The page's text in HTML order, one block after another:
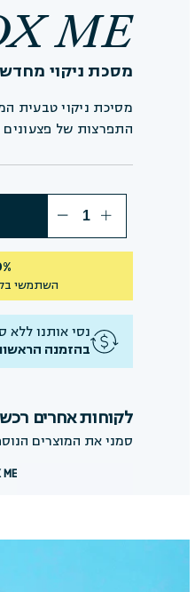
ME
מסכת ניקוי
מסיכת ניקוי טבעית
התפרצות של
40%
השתמשי
נסי אותנו ללא
בהזמנה
לקוחות אחרים
סמני את המוצרים